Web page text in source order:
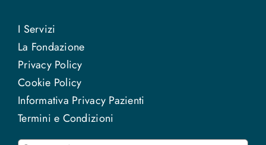
I Servizi
La Fondazione
Privacy Policy
Cookie Policy
Informativa Privacy Pazienti
Termini e Condizioni